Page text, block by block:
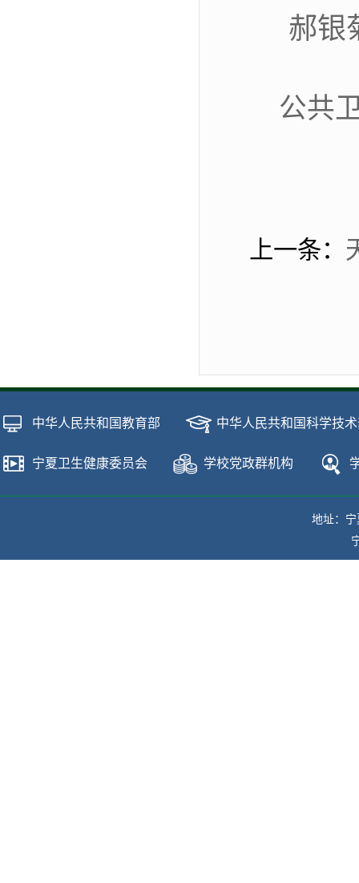
郝银
公共
上一条：
中华人民共和国教育部 中华人民共和国科学技
宁夏卫生健康委员会 学校党政群机构
地址：